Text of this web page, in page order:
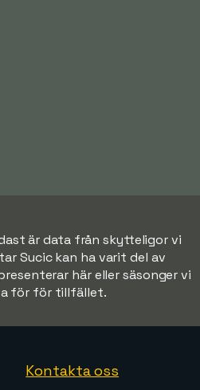
är data från skytteligor vi
Sucic kan ha varit del av
här eller säsonger vi
för för tillfället.
Kontakta oss